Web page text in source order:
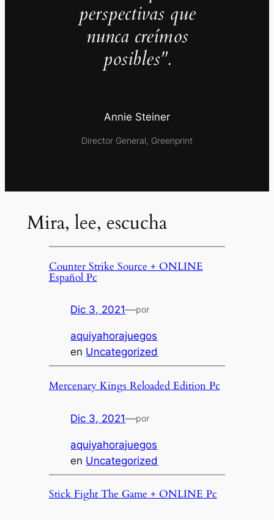
perspectivas que
nunca creímos
posibles".
Annie Steiner
Director General, Greenprint
Mira, lee, escucha
Counter Strike Source + ONLINE
Español Pc
Dic 3, 2021—por
aquiyahorajuegos
en Uncategorized
Mercenary Kings Reloaded Edition Pc
Dic 3, 2021—por
aquiyahorajuegos
en Uncategorized
Stick Fight The Game + ONLINE Pc